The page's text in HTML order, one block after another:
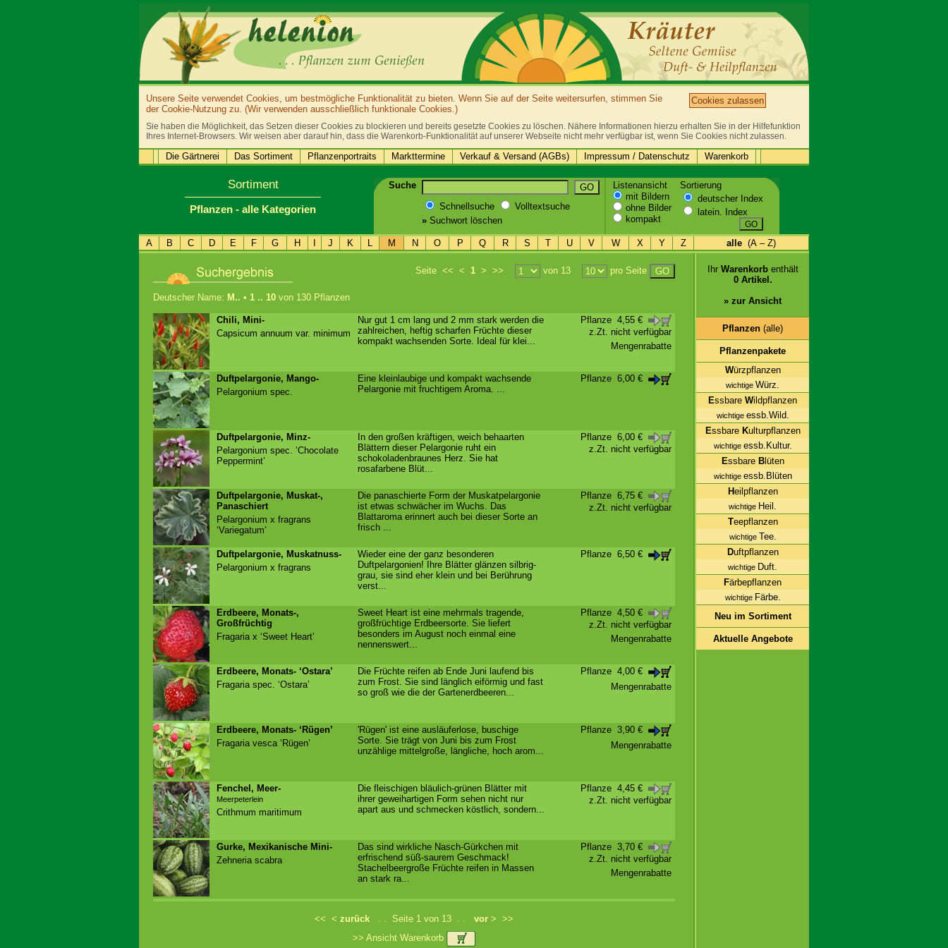
Unsere Seite verwendet Cookies, um bestmögliche Funktionalität zu bieten. Wenn Sie auf der Seite weitersurfen, stimmen Sie
der Cookie-Nutzung zu. (Wir verwenden ausschließlich funktionale Cookies.)
Cookies zulassen
Sie haben die Möglichkeit, das Setzen dieser Cookies zu blockieren und bereits gesetzte Cookies zu löschen. Nähere Informationen hierzu erhalten Sie in der Hilfefunktion
Ihres Internet-Browsers. Wir weisen aber darauf hin, dass die Warenkorb-Funktionalität auf unserer Webseite nicht mehr verfügbar ist, wenn Sie Cookies nicht zulassen.
Die Gärtnerei Das Sortiment Pflanzenportraits Markttermine Verkauf & Versand (AGBs) Impressum / Datenschutz Warenkorb
Sortiment
Pflanzen - alle Kategorien
Suche
GO
Schnellsuche
Volltextsuche
» Suchwort löschen
Listenansicht
mit Bildern
ohne Bilder
kompakt
Sortierung
deutscher Index
latein. Index
GO
A B C D E F G H J K L M N O P Q R S T U V W X Y Z alle (A – Z)
Seite << < 1 > >> von 13 pro Seite GO
Deutscher Name: M.. • 1 .. 10 von 130 Pflanzen
Chili, Mini-
Capsicum annuum var. minimum
Nur gut 1 cm lang und 2 mm stark werden die
zahlreichen, heftig scharfen Früchte dieser
kompakt wachsenden Sorte. Ideal für klei...
Pflanze 4,55 €
z.Zt. nicht verfügbar
Mengenrabatte
Duftpelargonie, Mango-
Pelargonium spec.
Eine kleinlaubige und kompakt wachsende
Pelargonie mit fruchtigem Aroma. ...
Pflanze 6,00 €
Duftpelargonie, Minz-
Pelargonium spec. ‘Chocolate
Peppermint’
In den großen kräftigen, weich behaarten
Blättern dieser Pelargonie ruht ein
schokoladenbraunes Herz. Sie hat
rosafarbene Blüt...
Pflanze 6,00 €
z.Zt. nicht verfügbar
Duftpelargonie, Muskat-,
Panaschiert
Pelargonium x fragrans
‘Variegatum’
Die panaschierte Form der Muskatpelargonie
ist etwas schwächer im Wuchs. Das
Blattaroma erinnert auch bei dieser Sorte an
frisch ...
Pflanze 6,75 €
z.Zt. nicht verfügbar
Duftpelargonie, Muskatnuss-
Pelargonium x fragrans
Wieder eine der ganz besonderen
Duftpelargonien! Ihre Blätter glänzen silbrig-
grau, sie sind eher klein und bei Berührung
verst...
Pflanze 6,50 €
Erdbeere, Monats-,
Großfrüchtig
Fragaria x ‘Sweet Heart’
Sweet Heart ist eine mehrmals tragende,
großfrüchtige Erdbeersorte. Sie liefert
besonders im August noch einmal eine
nennenswert...
Pflanze 4,50 €
z.Zt. nicht verfügbar
Mengenrabatte
Erdbeere, Monats- ‘Ostara’
Fragaria spec. ‘Ostara’
Die Früchte reifen ab Ende Juni laufend bis
zum Frost. Sie sind länglich eiförmig und fast
so groß wie die der Gartenerdbeeren...
Pflanze 4,00 €
Mengenrabatte
Erdbeere, Monats- ‘Rügen’
Fragaria vesca ‘Rügen’
'Rügen' ist eine ausläuferlose, buschige
Sorte. Sie trägt von Juni bis zum Frost
unzählige mittelgroße, längliche, hoch arom...
Pflanze 3,90 €
Mengenrabatte
Fenchel, Meer-
Meerpeterlein
Crithmum maritimum
Die fleischigen bläulich-grünen Blätter mit
ihrer geweihartigen Form sehen nicht nur
apart aus und schmecken köstlich, sondern...
Pflanze 4,45 €
z.Zt. nicht verfügbar
Gurke, Mexikanische Mini-
Zehneria scabra
Das sind wirkliche Nasch-Gürkchen mit
erfrischend süß-saurem Geschmack!
Stachelbeergroße Früchte reifen in Massen
an stark ra...
Pflanze 3,70 €
z.Zt. nicht verfügbar
Mengenrabatte
<< < zurück . . Seite 1 von 13 . . vor > >>
>> Ansicht Warenkorb
Ihr Warenkorbenthält
0 Artikel.
» zur Ansicht
Pflanzen (alle)
Pflanzenpakete
Würzpflanzen
wichtige Würz.
Essbare Wildpflanzen
wichtige essb.Wild.
Essbare Kulturpflanzen
wichtige essb.Kultur.
Essbare Blüten
wichtige essb.Blüten
Heilpflanzen
wichtige Heil.
Teepflanzen
wichtige Tee.
Duftpflanzen
wichtige Duft.
Färbepflanzen
wichtige Färbe.
Neu im Sortiment
Aktuelle Angebote